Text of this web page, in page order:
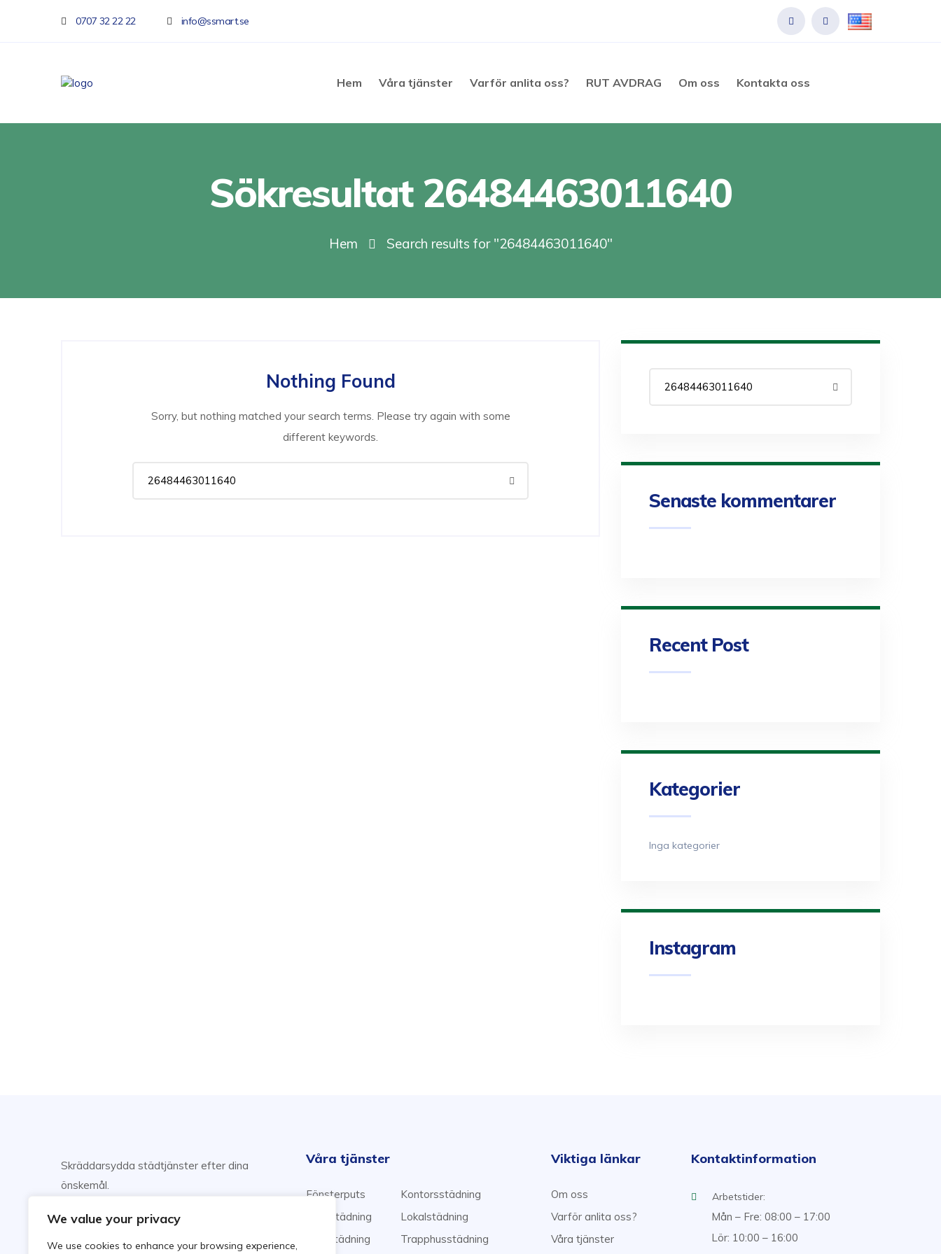
We value your privacy
We use cookies to enhance your browsing experience,
0707 32 22 22 info@ssmart.se
Hem Våra tjänster Varför anlita oss? RUT AVDRAG Om oss Kontakta oss
Sökresultat 26484463011640
Hem Search results for "26484463011640"
Nothing Found
Sorry, but nothing matched your search terms. Please try again with some
different keywords.
Senaste kommentarer
Recent Post
Kategorier
Inga kategorier
Instagram
Skräddarsydda städtjänster efter dina
önskemål.
Njut av din fritid, vi sköter städning!
Våra tjänster
Fönsterputs
Hemstädning
Flyttstädning
Kontorsstädning
Lokalstädning
Trapphusstädning
Viktiga länkar
Om oss
Varför anlita oss?
Våra tjänster
Kontaktinformation
Arbetstider:
Mån – Fre: 08:00 – 17:00
Lör: 10:00 – 16:00